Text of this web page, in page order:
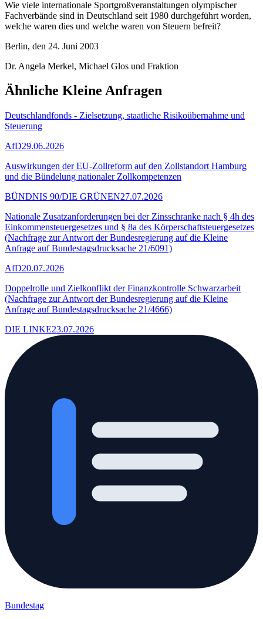
Wie viele internationale Sportgroßveranstaltungen olympischer
Fachverbände sind in Deutschland seit 1980 durchgeführt worden,
welche waren dies und welche waren von Steuern befreit?
Berlin, den 24. Juni 2003
Dr. Angela Merkel, Michael Glos und Fraktion
Ähnliche Kleine Anfragen
Deutschlandfonds - Zielsetzung, staatliche Risikoübernahme und
Steuerung
AfD29.06.2026
Auswirkungen der EU-Zollreform auf den Zollstandort Hamburg
und die Bündelung nationaler Zollkompetenzen
BÜNDNIS 90/DIE GRÜNEN27.07.2026
Nationale Zusatzanforderungen bei der Zinsschranke nach § 4h des
Einkommensteuergesetzes und § 8a des Körperschaftsteuergesetzes
(Nachfrage zur Antwort der Bundesregierung auf die Kleine
Anfrage auf Bundestagsdrucksache 21/6091)
AfD20.07.2026
Doppelrolle und Zielkonflikt der Finanzkontrolle Schwarzarbeit
(Nachfrage zur Antwort der Bundesregierung auf die Kleine
Anfrage auf Bundestagsdrucksache 21/4666)
DIE LINKE23.07.2026
Bundestag